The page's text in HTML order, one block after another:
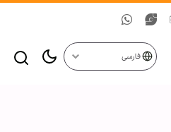
فارسی